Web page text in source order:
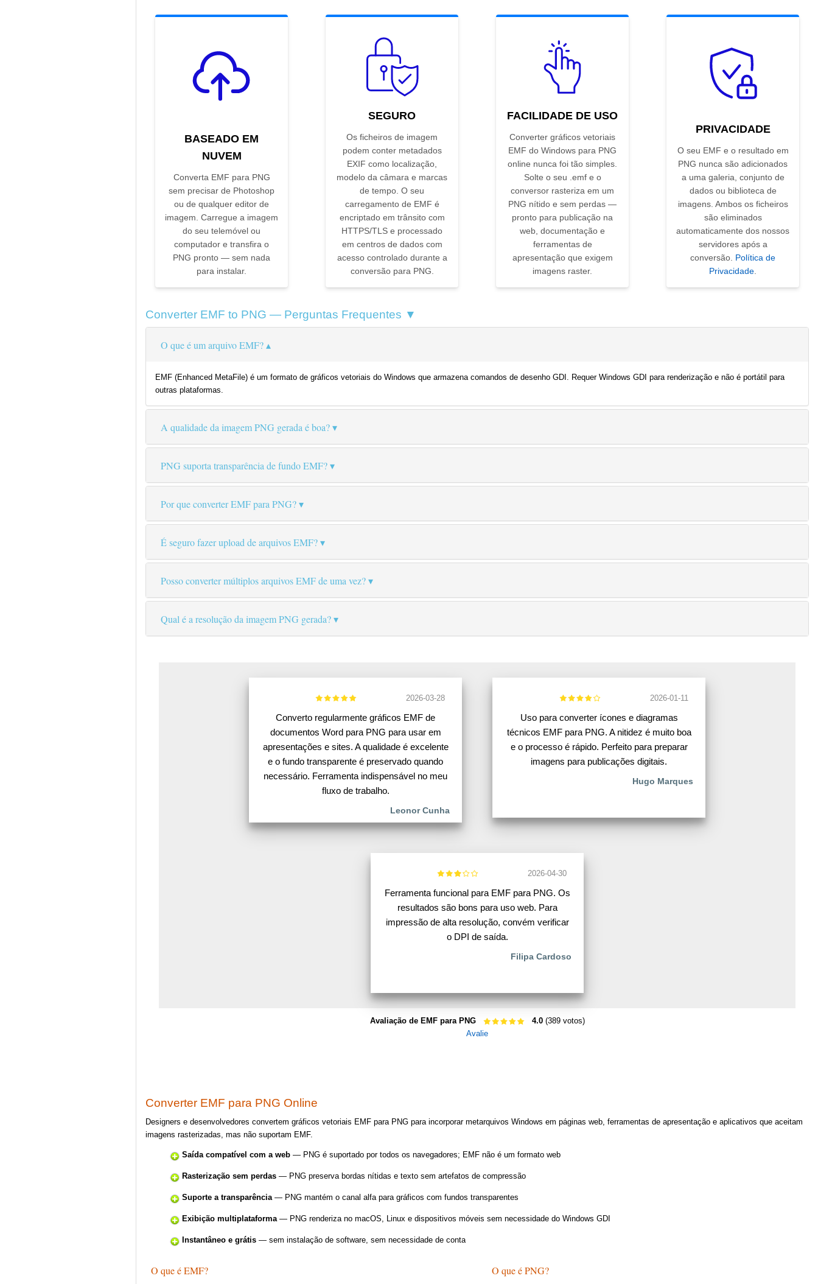
BASEADO EM
NUVEM
Converta EMF para PNG
sem precisar de Photoshop
ou de qualquer editor de
imagem. Carregue a imagem
do seu telemóvel ou
computador e transfira o
PNG pronto — sem nada
para instalar.
SEGURO
Os ficheiros de imagem
podem conter metadados
EXIF como localização,
modelo da câmara e marcas
de tempo. O seu
carregamento de EMF é
encriptado em trânsito com
HTTPS/TLS e processado
em centros de dados com
acesso controlado durante a
conversão para PNG.
FACILIDADE DE USO
Converter gráficos vetoriais
EMF do Windows para PNG
online nunca foi tão simples.
Solte o seu .emf e o
conversor rasteriza em um
PNG nítido e sem perdas —
pronto para publicação na
web, documentação e
ferramentas de
apresentação que exigem
imagens raster.
PRIVACIDADE
O seu EMF e o resultado em
PNG nunca são adicionados
a uma galeria, conjunto de
dados ou biblioteca de
imagens. Ambos os ficheiros
são eliminados
automaticamente dos nossos
servidores após a
conversão. Política de
Privacidade.
Converter EMF to PNG — Perguntas Frequentes ▼
O que é um arquivo EMF?
EMF (Enhanced MetaFile) é um formato de gráficos vetoriais do Windows que armazena comandos de desenho GDI. Requer Windows GDI para renderização e não é portátil para
outras plataformas.
A qualidade da imagem PNG gerada é boa?
PNG suporta transparência de fundo EMF?
Por que converter EMF para PNG?
É seguro fazer upload de arquivos EMF?
Posso converter múltiplos arquivos EMF de uma vez?
Qual é a resolução da imagem PNG gerada?
2026-03-28
Converto regularmente gráficos EMF de
documentos Word para PNG para usar em
apresentações e sites. A qualidade é excelente
e o fundo transparente é preservado quando
necessário. Ferramenta indispensável no meu
fluxo de trabalho.
Leonor Cunha
2026-01-11
Uso para converter ícones e diagramas
técnicos EMF para PNG. A nitidez é muito boa
e o processo é rápido. Perfeito para preparar
imagens para publicações digitais.
Hugo Marques
2026-04-30
Ferramenta funcional para EMF para PNG. Os
resultados são bons para uso web. Para
impressão de alta resolução, convém verificar
o DPI de saída.
Filipa Cardoso
Avaliação de EMF para PNG 4.0(389 votos)
Avalie
Converter EMF para PNG Online
Designers e desenvolvedores convertem gráficos vetoriais EMF para PNG para incorporar metarquivos Windows em páginas web, ferramentas de apresentação e aplicativos que aceitam
imagens rasterizadas, mas não suportam EMF.
Saída compatível com a web — PNG é suportado por todos os navegadores; EMF não é um formato web
Rasterização sem perdas — PNG preserva bordas nítidas e texto sem artefatos de compressão
Suporte a transparência— PNG mantém o canal alfa para gráficos com fundos transparentes
Exibição multiplataforma— PNG renderiza no macOS, Linux e dispositivos móveis sem necessidade do Windows GDI
Instantâneo e grátis — sem instalação de software, sem necessidade de conta
O que é EMF? O que é PNG?